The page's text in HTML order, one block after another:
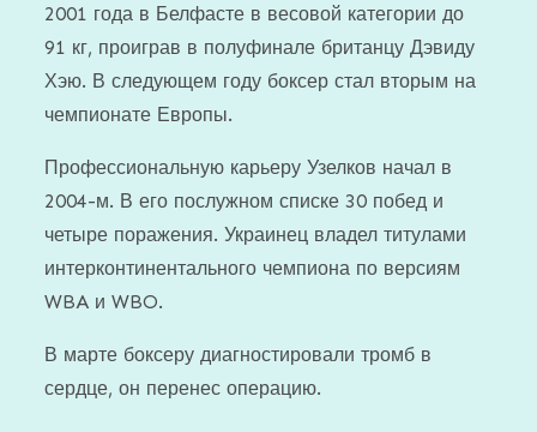
2001 года в Белфасте в весовой категории до
91 кг, проиграв в полуфинале британцу Дэвиду
Хэю. В следующем году боксер стал вторым на
чемпионате Европы.
Профессиональную карьеру Узелков начал в
2004-м. В его послужном списке 30 побед и
четыре поражения. Украинец владел титулами
интерконтинентального чемпиона по версиям
WBA и WBO.
В марте боксеру диагностировали тромб в
сердце, он перенес операцию.